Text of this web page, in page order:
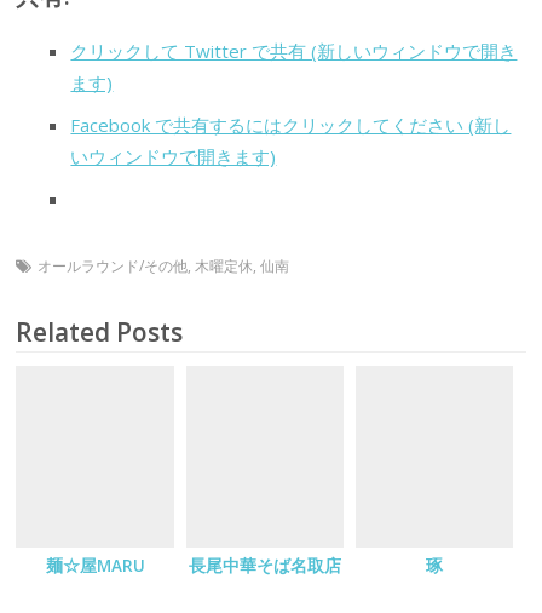
クリックして Twitter で共有 (新しいウィンドウで開き
ます)
Facebook で共有するにはクリックしてください (新し
いウィンドウで開きます)
オールラウンド/その他,木曜定休,仙南
Related Posts
麺☆屋MARU 長尾中華そば名取店 琢